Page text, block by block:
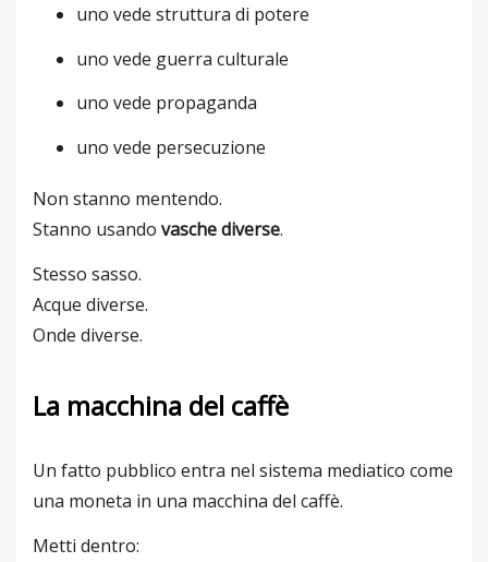
uno vede struttura di potere
uno vede guerra culturale
uno vede propaganda
uno vede persecuzione
Non stanno mentendo.
Stanno usando vasche diverse.
Stesso sasso.
Acque diverse.
Onde diverse.
La macchina del caffè
Un fatto pubblico entra nel sistema mediatico come
una moneta in una macchina del caffè.
Metti dentro: